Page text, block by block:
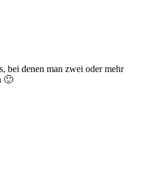
bei denen man zwei oder mehr
🙂